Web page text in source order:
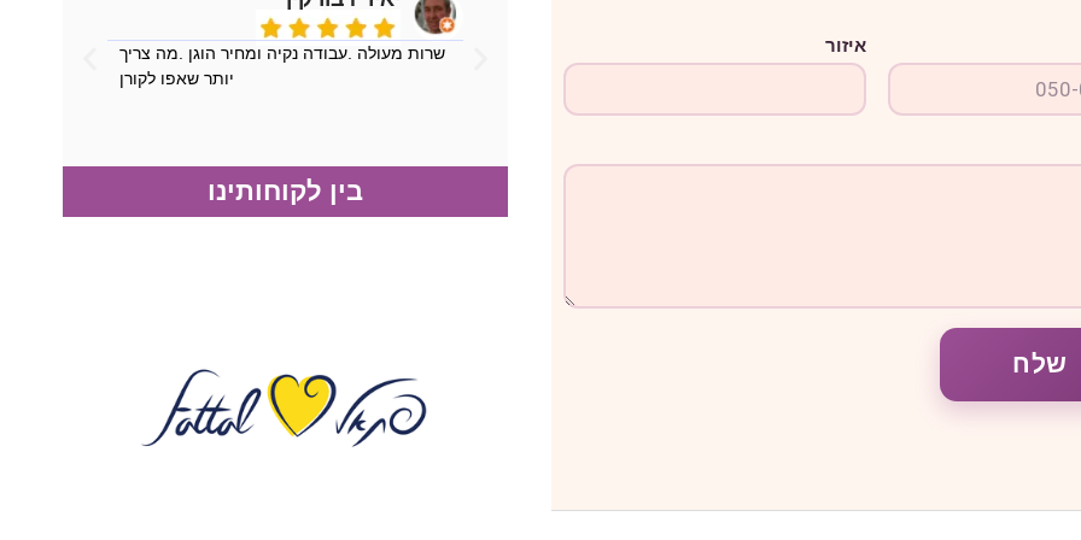
איזור
שלח
שרות מעולה .עבודה נקיה ומחיר הוגן .מה צריך
יותר שאפו לקורן
בין לקוחותינו